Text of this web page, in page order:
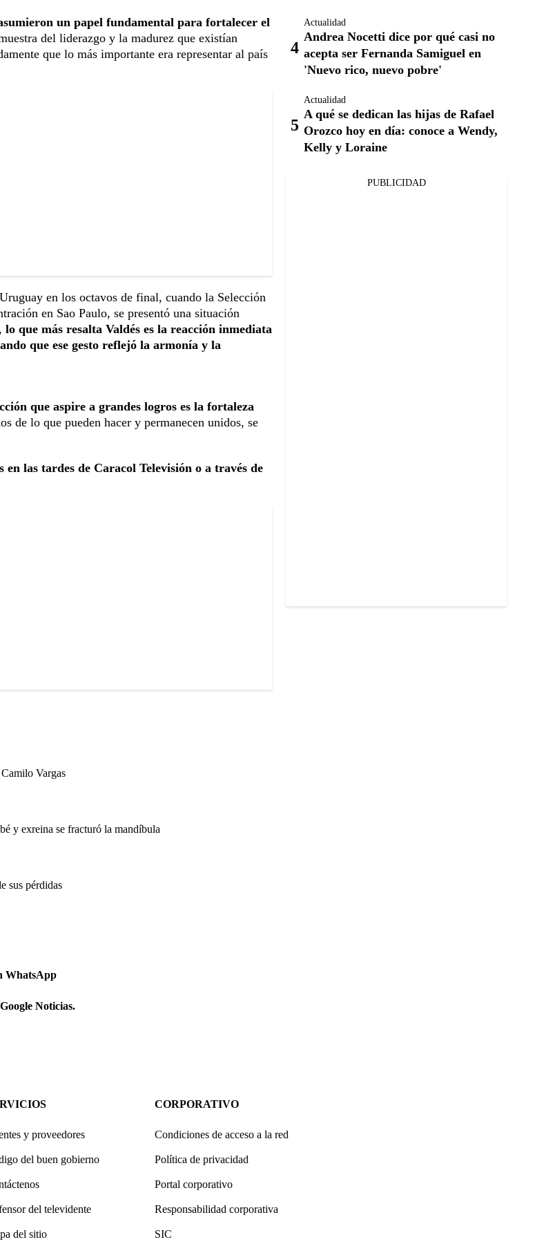
un papel fundamental para fortalecer el
del liderazgo y la madurez que existían
que lo más importante era representar al país
en los octavos de final, cuando la Selección
en Sao Paulo, se presentó una situación
lo que más resalta Valdés es la reacción inmediata
que ese gesto reflejó la armonía y la
que aspire a grandes logros es la fortaleza
de lo que pueden hacer y permanecen unidos, se
en las tardes de Caracol Televisión o a través de
Vargas
y exreina se fracturó la mandíbula
sus pérdidas
WhatsApp
Noticias.
Actualidad
Andrea Nocetti dice por qué casi no
acepta ser Fernanda Samiguel en
'Nuevo rico, nuevo pobre'
Actualidad
A qué se dedican las hijas de Rafael
Orozco hoy en día: conoce a Wendy,
Kelly y Loraine
PUBLICIDAD
y proveedores
del buen gobierno
del televidente
del sitio
CORPORATIVO
Condiciones de acceso a la red
Política de privacidad
Portal corporativo
Responsabilidad corporativa
SIC